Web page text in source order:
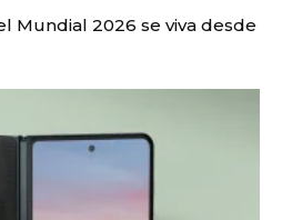
Mundial 2026 se viva desde